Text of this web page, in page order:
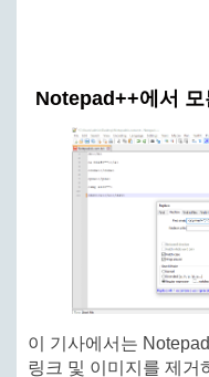
Notepad++에서 모
이 기사에서는
링크 및 이미지를 제거